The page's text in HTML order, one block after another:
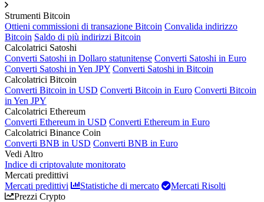
Strumenti Bitcoin
Ottieni commissioni di transazione Bitcoin Convalida indirizzo
Bitcoin Saldo di più indirizzi Bitcoin
Calcolatrici Satoshi
Converti Satoshi in Dollaro statunitense Converti Satoshi in Euro
Converti Satoshi in Yen JPY Converti Satoshi in Bitcoin
Calcolatrici Bitcoin
Converti Bitcoin in USD Converti Bitcoin in Euro Converti Bitcoin
in Yen JPY
Calcolatrici Ethereum
Converti Ethereum in USD Converti Ethereum in Euro
Calcolatrici Binance Coin
Converti BNB in USD Converti BNB in Euro
Vedi Altro
Indice di criptovalute monitorato
Mercati predittivi
Mercati predittivi
Statistiche di mercato
Mercati Risolti
Prezzi Crypto